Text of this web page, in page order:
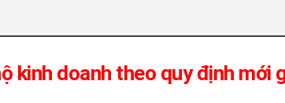
kinh doanh theo quy định mới